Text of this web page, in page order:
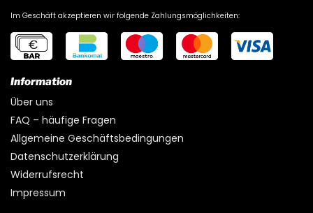
Im Geschäft akzeptieren wir folgende Zahlungsmöglichkeiten:
Information
Über uns
FAQ – häufige Fragen
Allgemeine Geschäftsbedingungen
Datenschutzerklärung
Widerrufsrecht
Impressum